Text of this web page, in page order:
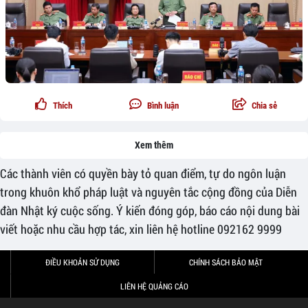
Thích Bình luận Chia sẻ
Xem thêm
Các thành viên có quyền bày tỏ quan điểm, tự do ngôn luận
trong khuôn khổ pháp luật và nguyên tắc cộng đồng của Diễn
đàn Nhật ký cuộc sống. Ý kiến đóng góp, báo cáo nội dung bài
viết hoặc nhu cầu hợp tác, xin liên hệ hotline 092162 9999
ĐIỀU KHOẢN SỬ DỤNG CHÍNH SÁCH BẢO MẬT
LIÊN HỆ QUẢNG CÁO